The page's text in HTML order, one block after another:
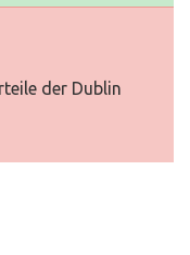
der Dublin